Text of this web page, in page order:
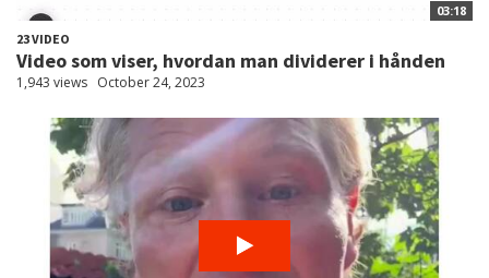
03:18
23 VIDEO
Video som viser, hvordan man dividerer i hånden
1,943 views October 24, 2023